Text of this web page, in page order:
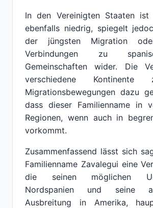
In den Vereinigten Staaten ist
ebenfalls niedrig, spiegelt
der jüngsten Migration
Verbindungen zu
Gemeinschaften wider. Die
verschiedene
Migrationsbewegungen dazu
dass dieser Familienname in
Regionen, wenn auch in
vorkommt.
Zusammenfassend lässt sich
Familienname Zavalegui eine
die seinen möglichen
Nordspanien und seine
Ausbreitung in Amerika,